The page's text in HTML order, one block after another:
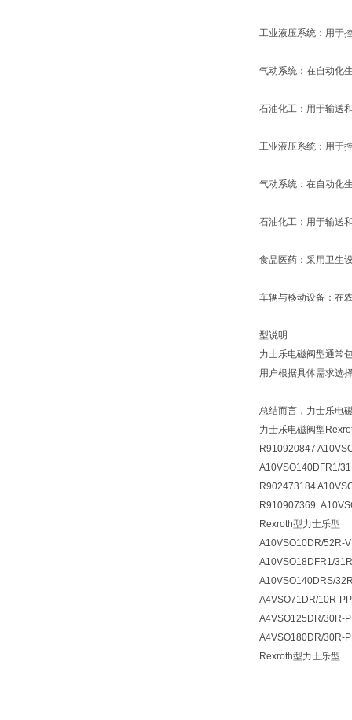
工业液压系统：用于
气动系统：在自动化
石油化工：用于输送
工业液压系统：用于
气动系统：在自动化
石油化工：用于输送
食品医药：采用卫生
车辆与移动设备：在
型说明
力士乐电磁阀型通常
用户根据具体需求选
总结而言，力士乐电
力士乐电磁阀型
R910920847
A10VSO140DFR1/
R902473184
R910907369
Rexroth型力士乐型
A10VSO10DR/52R-
A10VSO18DFR1/
A10VSO140DRS/
A4VSO71DR/10R-
A4VSO125DR/30R-
A4VSO180DR/30R-
Rexroth型力士乐型